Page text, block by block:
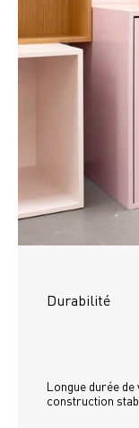
Durabilité
Longue durée de
construction